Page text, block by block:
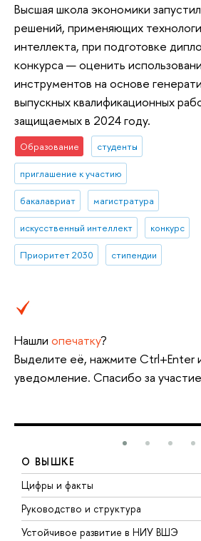
Высшая школа экономики
решений, применяющих
интеллекта, при подготовке
конкурса — оценить
инструментов на основе
выпускных квалификационных
защищаемых в 2024 году.
Образование студенты
приглашение к участию
бакалавриат магистратура
искусственный интеллект конкурс
Приоритет 2030 стипендии
Нашли опечатку?
Выделите её, нажмите Ctrl+Enter
уведомление. Спасибо за
О ВЫШКЕ
Цифры и факты
Руководство и структура
Устойчивое развитие в НИУ ВШЭ